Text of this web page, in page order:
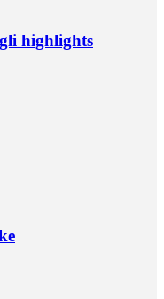
highlights